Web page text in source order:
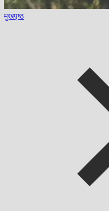
मुखपृष्ठ